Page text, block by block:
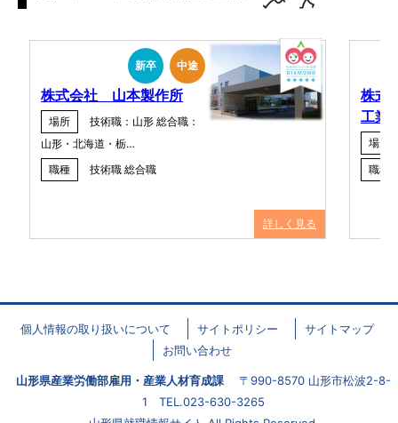
新卒 中途
株式会社 山本製作所
場所
技術職：山形 総合職：
山形・北海道・栃…
職種
技術職 総合職
詳しく見る
株式
工業
場所
職種
個人情報の取り扱いについて サイトポリシー
サイトマップ
お問い合わせ
山形県産業労働部雇用・産業人材育成課 〒990-8570 山形市松波2-8-
1 TEL.023-630-3265